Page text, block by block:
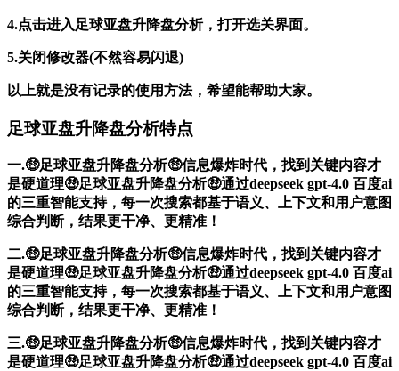
4.点击进入足球亚盘升降盘分析，打开选关界面。
5.关闭修改器(不然容易闪退)
以上就是没有记录的使用方法，希望能帮助大家。
足球亚盘升降盘分析特点
一.🤑足球亚盘升降盘分析🤑信息爆炸时代，找到关键内容才
是硬道理🤑足球亚盘升降盘分析🤑通过deepseek gpt-4.0 百度ai
的三重智能支持，每一次搜索都基于语义、上下文和用户意图
综合判断，结果更干净、更精准！
二.🤑足球亚盘升降盘分析🤑信息爆炸时代，找到关键内容才
是硬道理🤑足球亚盘升降盘分析🤑通过deepseek gpt-4.0 百度ai
的三重智能支持，每一次搜索都基于语义、上下文和用户意图
综合判断，结果更干净、更精准！
三.🤑足球亚盘升降盘分析🤑信息爆炸时代，找到关键内容才
是硬道理🤑足球亚盘升降盘分析🤑通过deepseek gpt-4.0 百度ai